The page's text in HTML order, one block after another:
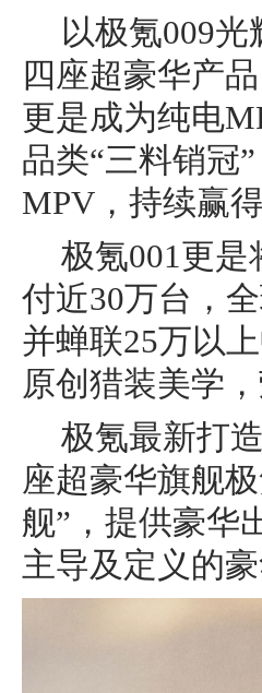
以极氪009
四座超豪华产
更是成为纯电
品类“三料销冠
MPV，持续赢
极氪001更
付近30万台，
并蝉联25万以
原创猎装美学
极氪最新打
座超豪华旗舰
舰”，提供豪华
主导及定义的豪